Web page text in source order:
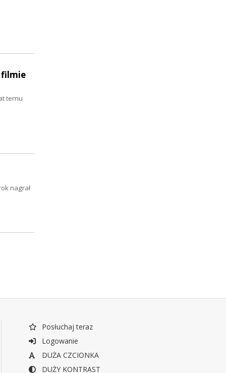
filmie
temu
nagrał
Posłuchaj teraz
Logowanie
DUŻA CZCIONKA
DUŻY KONTRAST